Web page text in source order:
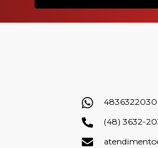
4836322030
(48) 3632-